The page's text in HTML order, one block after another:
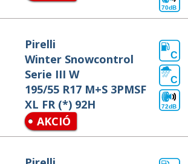
70dB
Pirelli
Winter Snowcontrol
Serie III W
195/55 R17 M+S 3PMSF
XL FR (*) 92H
AKCIÓ
C
C
72dB